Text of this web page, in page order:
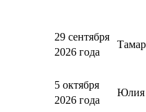
29 сентября
2026 года
5 октября
2026 года
Юлия